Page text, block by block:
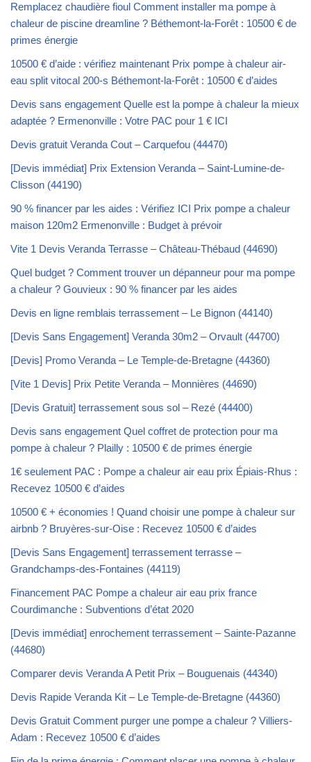
Remplacez chaudière fioul Comment installer ma pompe à
chaleur de piscine dreamline ? Béthemont-la-Forêt : 10500 € de
primes énergie
10500 € d’aide : vérifiez maintenant Prix pompe à chaleur air-
eau split vitocal 200-s Béthemont-la-Forêt : 10500 € d’aides
Devis sans engagement Quelle est la pompe à chaleur la mieux
adaptée ? Ermenonville : Votre PAC pour 1 € ICI
Devis gratuit Veranda Cout – Carquefou (44470)
[Devis immédiat] Prix Extension Veranda – Saint-Lumine-de-
Clisson (44190)
90 % financer par les aides : Vérifiez ICI Prix pompe a chaleur
maison 120m2 Ermenonville : Budget à prévoir
Vite 1 Devis Veranda Terrasse – Château-Thébaud (44690)
Quel budget ? Comment trouver un dépanneur pour ma pompe
a chaleur ? Gouvieux : 90 % financer par les aides
Devis en ligne remblais terrassement – Le Bignon (44140)
[Devis Sans Engagement] Veranda 30m2 – Orvault (44700)
[Devis] Promo Veranda – Le Temple-de-Bretagne (44360)
[Vite 1 Devis] Prix Petite Veranda – Monnières (44690)
[Devis Gratuit] terrassement sous sol – Rezé (44400)
Devis sans engagement Quel coffret de protection pour ma
pompe à chaleur ? Plailly : 10500 € de primes énergie
1€ seulement PAC : Pompe a chaleur air eau prix Épiais-Rhus :
Recevez 10500 € d’aides
10500 € + économies ! Quand choisir une pompe à chaleur sur
airbnb ? Bruyères-sur-Oise : Recevez 10500 € d’aides
[Devis Sans Engagement] terrassement terrasse –
Grandchamps-des-Fontaines (44119)
Financement PAC Pompe a chaleur air eau prix france
Courdimanche : Subventions d’état 2020
[Devis immédiat] enrochement terrassement – Sainte-Pazanne
(44680)
Comparer devis Veranda A Petit Prix – Bouguenais (44340)
Devis Rapide Veranda Kit – Le Temple-de-Bretagne (44360)
Devis Gratuit Comment purger une pompe a chaleur ? Villiers-
Adam : Recevez 10500 € d’aides